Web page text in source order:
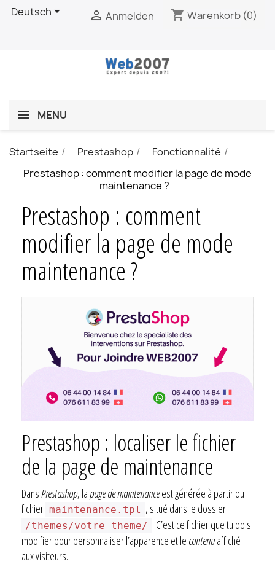
Deutsch  Anmelden shopping_cart Warenkorb (0)
MENU
Startseite Prestashop
Fonctionnalité
Prestashop : comment modifier la page de mode
maintenance ?
Prestashop : comment
modifier la page de mode
maintenance ?
Prestashop : localiser le fichier
de la page de maintenance
DansPrestashop, lapage de maintenanceest générée à partir du
fichier maintenance.tpl , situé dans le dossier
/themes/votre_theme/ . C’est ce fichier que tu dois
modifier pour personnaliser l’apparence et le contenuaffiché
aux visiteurs.